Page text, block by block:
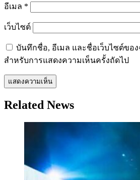
อีเมล *
เว็บไซต์
บันทึกชื่อ, อีเมล และชื่อเว็บไซต์ขอ
สำหรับการแสดงความเห็นครั้งถัดไป
Related News